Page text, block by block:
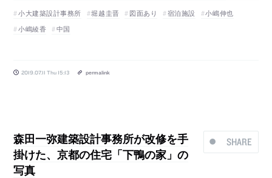
小大建築設計事務所 堀越圭晋 図面あり 宿泊施設
小嶋伸也
小嶋綾香
中国
2019.07.11 Thu 15:13 permalink
SHARE
森田一弥建築設計事務所が改修を手
掛けた、京都の住宅「下鴨の家」の
写真